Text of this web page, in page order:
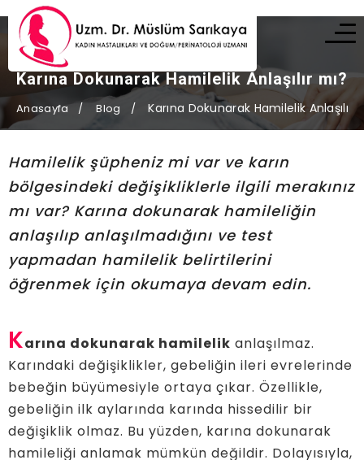
Karına Dokunarak Hamilelik Anlaşılır mı?
Anasayfa Blog Karına Dokunarak Hamilelik Anlaşılır
Hamilelik şüpheniz mi var ve karın
bölgesindeki değişikliklerle ilgili merakınız
mı var? Karına dokunarak hamileliğin
anlaşılıp anlaşılmadığını ve test
yapmadan hamilelik belirtilerini
öğrenmek için okumaya devam edin.
Karına dokunarak hamilelik anlaşılmaz.
Karındaki değişiklikler, gebeliğin ileri evrelerinde
bebeğin büyümesiyle ortaya çıkar. Özellikle,
gebeliğin ilk aylarında karında hissedilir bir
değişiklik olmaz. Bu yüzden, karına dokunarak
hamileliği anlamak mümkün değildir. Dolayısıyla,